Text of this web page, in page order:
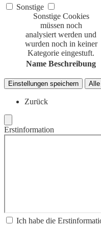
Sonstige
Sonstige Cookies
müssen noch
analysiert werden und
wurden noch in keiner
Kategorie eingestuft.
Name Beschreibung
Einstellungen speichern
Zurück
Erstinformation
Ich habe die